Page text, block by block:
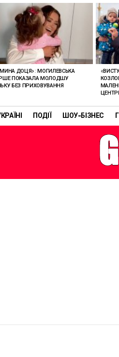
ПОДІЇ ШОУ-БІЗНЕС
ДОЦЯ»: МОГИЛЕВСЬКА
ПОКАЗАЛА МОЛОДШУ
БЕЗ ПРИХОВУВАННЯ